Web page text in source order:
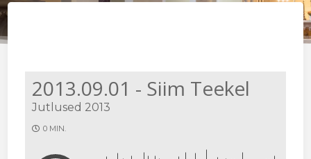
2013.09.01 - Siim Teekel
Jutlused 2013
0 MIN.